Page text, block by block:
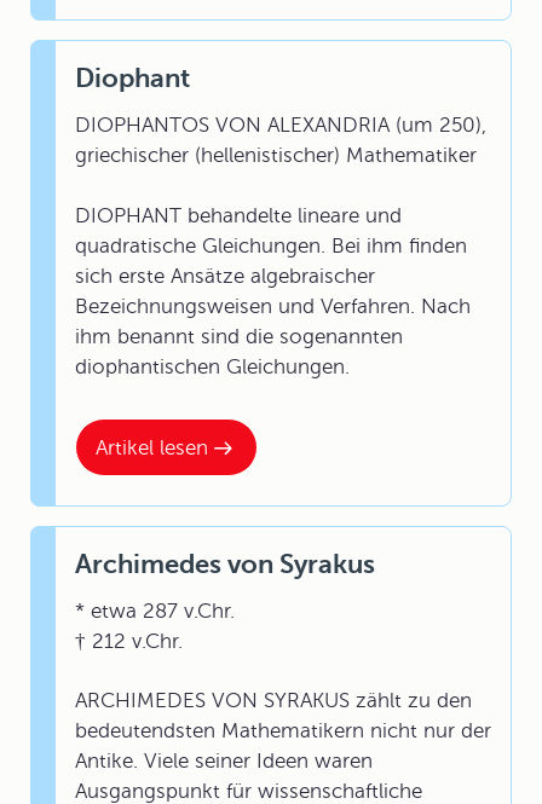
Artikel lesen
Diophant
DIOPHANTOS VON ALEXANDRIA (um 250),
griechischer (hellenistischer) Mathematiker
DIOPHANT behandelte lineare und
quadratische Gleichungen. Bei ihm finden
sich erste Ansätze algebraischer
Bezeichnungsweisen und Verfahren. Nach
ihm benannt sind die sogenannten
diophantischen Gleichungen.
Archimedes von Syrakus
* etwa 287 v.Chr.
† 212 v.Chr.
ARCHIMEDES VON SYRAKUS zählt zu den
bedeutendsten Mathematikern nicht nur der
Antike. Viele seiner Ideen waren
Ausgangspunkt für wissenschaftliche